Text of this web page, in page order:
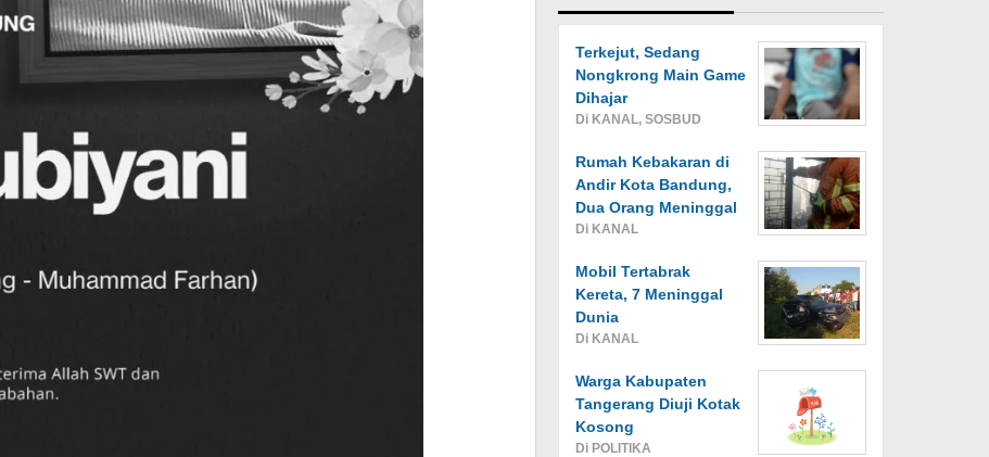
Terkejut, Sedang
Nongkrong Main Game
Dihajar
Di KANAL, SOSBUD
Rumah Kebakaran di
Andir Kota Bandung,
Dua Orang Meninggal
Di KANAL
Mobil Tertabrak
Kereta, 7 Meninggal
Dunia
Di KANAL
Warga Kabupaten
Tangerang Diuji Kotak
Kosong
Di POLITIKA